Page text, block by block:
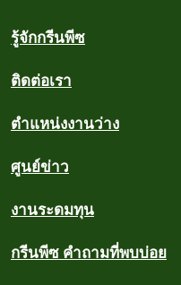
รู้จักกรีนพีซ
ติดต่อเรา
ตำแหน่งงานว่าง
ศูนย์ข่าว
งานระดมทุน
กรีนพีซ คำถามที่พบบ่อย